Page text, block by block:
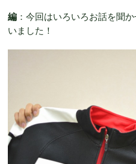
編 ：今回はいろいろお話を聞
いました！